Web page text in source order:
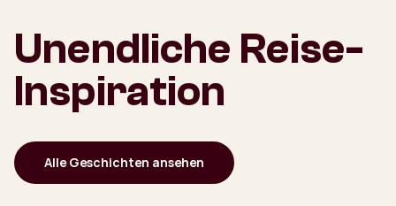
Unendliche Reise-
Inspiration
Alle Geschichten ansehen